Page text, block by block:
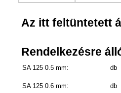
Az itt feltüntetett
Rendelkezésre
SA 125 0.5 mm: db
SA 125 0.6 mm: db